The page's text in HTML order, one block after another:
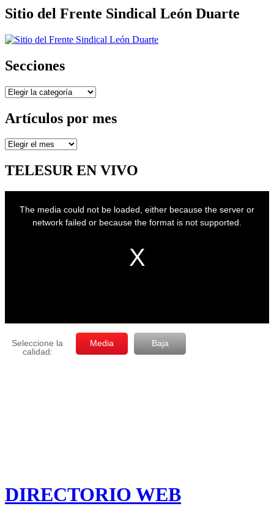
Sitio del Frente Sindical León Duarte
Secciones
Secciones
Artículos por mes
Artículos
mes
TELESUR EN VIVO
DIRECTORIO WEB